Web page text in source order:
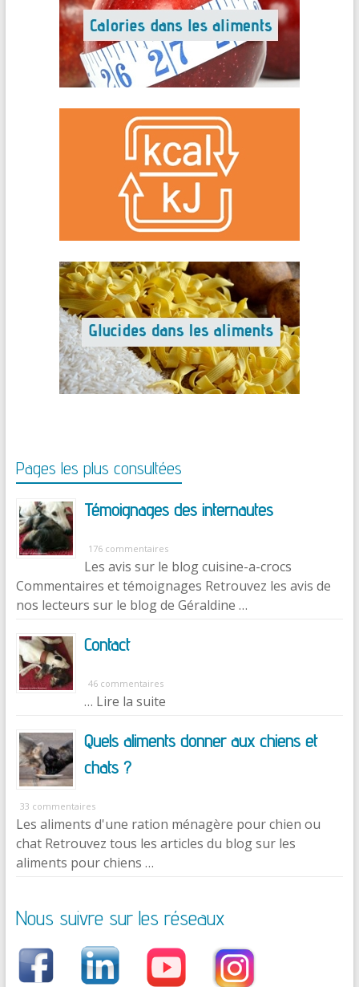
Pages les plus consultées
Témoignages des internautes
176 commentaires
Les avis sur le blog cuisine-a-crocs
Commentaires et témoignages Retrouvez les avis de
nos lecteurs sur le blog de Géraldine …
Contact
46 commentaires
… Lire la suite
Quels aliments donner aux chiens et
chats ?
33 commentaires
Les aliments d'une ration ménagère pour chien ou
chat Retrouvez tous les articles du blog sur les
aliments pour chiens …
Nous suivre sur les réseaux